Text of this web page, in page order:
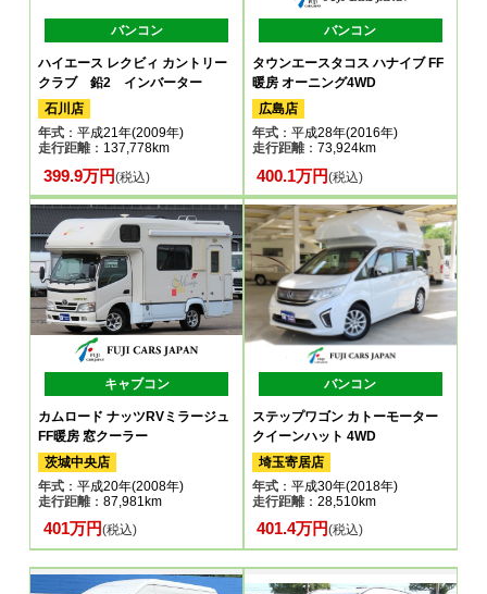
バンコン
ハイエース レクビィ カントリー
クラブ 鉛2 インバーター
石川店
年式 ：平成21年(2009年)
走行距離：137,778km
399.9万円(税込)
バンコン
タウンエースタコス ハナイブ FF
暖房 オーニング4WD
広島店
年式：平成28年(2016年)
走行距離：73,924km
400.1万円(税込)
キャブコン
カムロード ナッツRVミラージュ
FF暖房 窓クーラー
茨城中央店
年式 ：平成20年(2008年)
走行距離：87,981km
401万円(税込)
バンコン
ステップワゴン カトーモーター
クイーンハット 4WD
埼玉寄居店
年式：平成30年(2018年)
走行距離：28,510km
401.4万円(税込)